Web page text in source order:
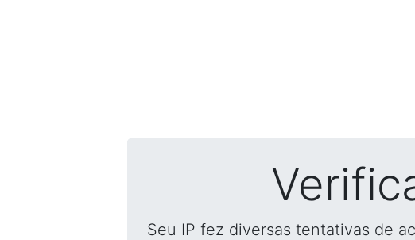
Seu IP fez diversas tentativas de